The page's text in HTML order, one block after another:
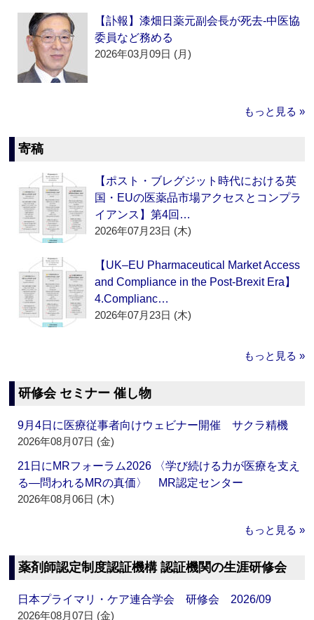
【訃報】漆畑日薬元副会長が死去‐中医協
委員など務める
2026年03月09日 (月)
もっと見る »
寄稿
【ポスト・ブレグジット時代における英
国・EUの医薬品市場アクセスとコンプラ
イアンス】第4回…
2026年07月23日 (木)
【UK–EU Pharmaceutical Market Access
and Compliance in the Post-Brexit Era】
4.Complianc…
2026年07月23日 (木)
もっと見る »
研修会 セミナー 催し物
9月4日に医療従事者向けウェビナー開催 サクラ精機
2026年08月07日 (金)
21日にMRフォーラム2026 〈学び続ける力が医療を支え
る―問われるMRの真価〉 MR認定センター
2026年08月06日 (木)
もっと見る »
薬剤師認定制度認証機構 認証機関の生涯研修会
日本プライマリ・ケア連合学会 研修会 2026/09
2026年08月07日 (金)